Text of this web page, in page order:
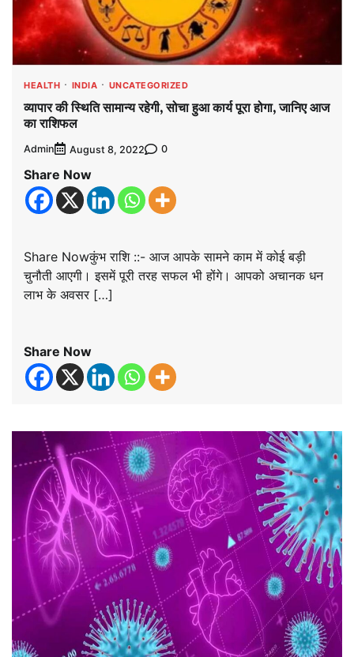
HEALTH INDIA UNCATEGORIZED
व्यापार की स्थिति सामान्य रहेगी, सोचा हुआ कार्य पूरा होगा, जानिए आज
का राशिफल
Admin August 8, 2022 0
Share Now
Share Nowकुंभ राशि ::- आज आपके सामने काम में कोई बड़ी
चुनौती आएगी। इसमें पूरी तरह सफल भी होंगे। आपको अचानक धन
लाभ के अवसर […]
Share Now